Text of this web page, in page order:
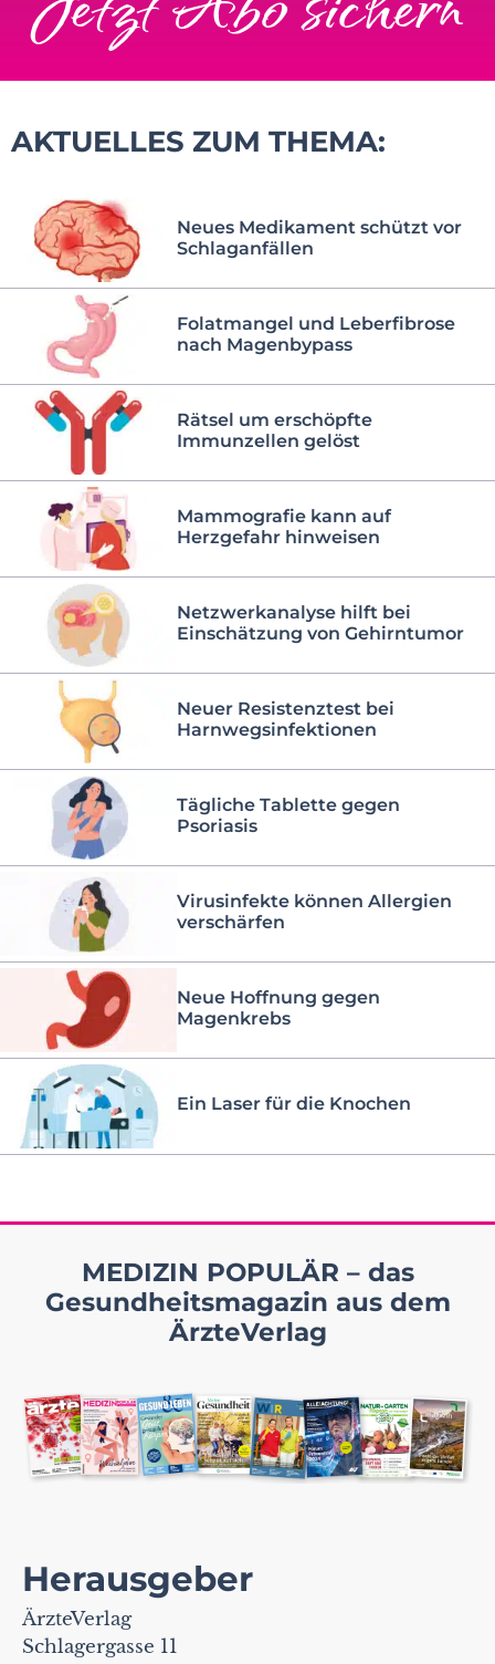
AKTUELLES ZUM THEMA:
Neues Medikament schützt vor
Schlaganfällen
Folatmangel und Leberfibrose
nach Magenbypass
Rätsel um erschöpfte
Immunzellen gelöst
Mammografie kann auf
Herzgefahr hinweisen
Netzwerkanalyse hilft bei
Einschätzung von Gehirntumor
Neuer Resistenztest bei
Harnwegsinfektionen
Tägliche Tablette gegen
Psoriasis
Virusinfekte können Allergien
verschärfen
Neue Hoffnung gegen
Magenkrebs
Ein Laser für die Knochen
MEDIZIN POPULÄR – das
Gesundheitsmagazin aus dem
ÄrzteVerlag
Herausgeber
ÄrzteVerlag
Schlagergasse 11